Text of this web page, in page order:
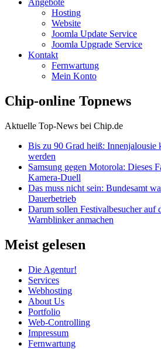
Angebote
Hosting
Website
Joomla Update Service
Joomla Upgrade Service
Kontakt
Fernwartung
Mein Konto
Chip-online Topnews
Aktuelle Top-News bei Chip.de
Bis zu 90 Grad heiß: Innenjalousie
werden
Samsung gegen Motorola: Dieses
Kamera-Duell
Das muss nicht sein: Bundesamt
Dauerbetrieb
Darum sollen Festivalbesucher auf
Warnblinker anmachen
Meist gelesen
Die Agentur!
Services
Webhosting
About Us
Portfolio
Web-Controlling
Impressum
Fernwartung